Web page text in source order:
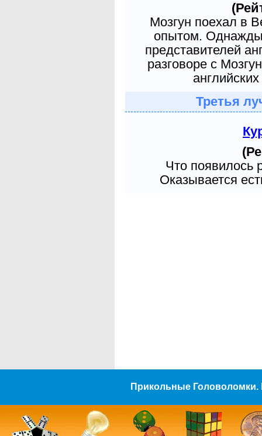
Мозгун поехал в
опытом. Однажды
представителей
разговоре с
Третья
Что появилось
Оказывается
Прикольные